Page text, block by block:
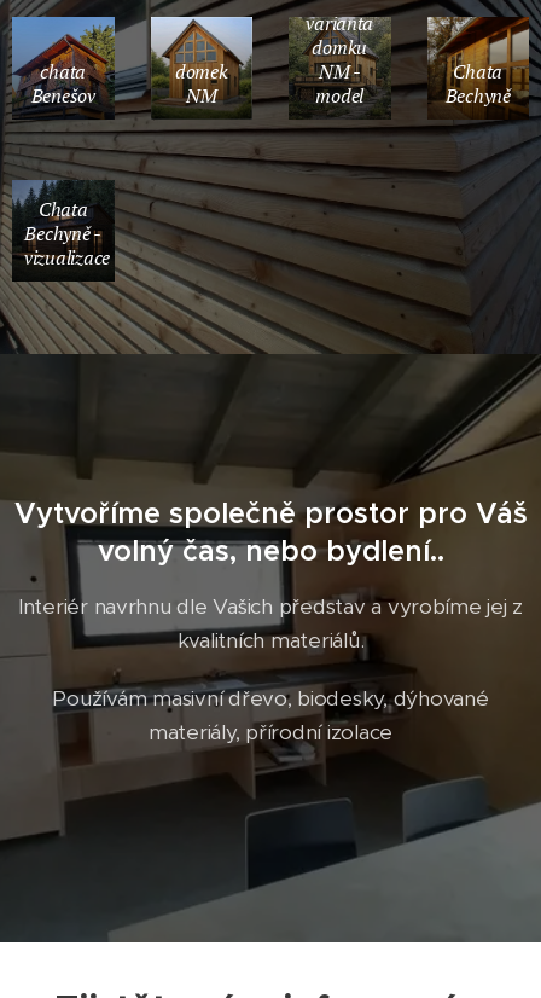
chata
Benešov
domek
NM
varianta
domku
NM -
model
Chata
Bechyně
Chata
Bechyně -
vizualizace
Vytvoříme společně prostor pro Váš
volný čas, nebo bydlení..
Interiér navrhnu dle Vašich představ a vyrobíme jej z
kvalitních materiálů.
Používám masivní dřevo, biodesky, dýhované
materiály, přírodní izolace